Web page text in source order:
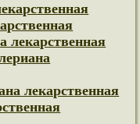
лекарственная
лекарственная